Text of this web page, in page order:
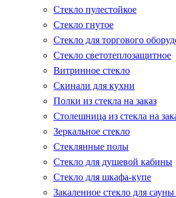
Стекло пулестойкое
Стекло гнутое
Стекло для торгового
Стекло светотеплозащитное
Витринное стекло
Скинали для кухни
Полки из стекла на заказ
Столешница из стекла на
Зеркальное стекло
Стеклянные полы
Стекло для душевой кабины
Стекло для шкафа-купе
Закаленное стекло для